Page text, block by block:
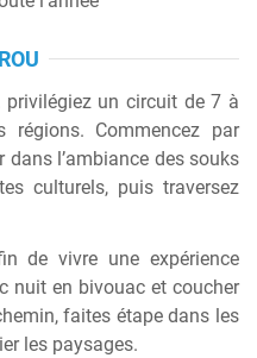
privilégiez un circuit de 7 à
régions. Commencez par
dans l’ambiance des souks
culturels, puis traversez
de vivre une expérience
nuit en bivouac et coucher
faites étape dans les
les paysages.